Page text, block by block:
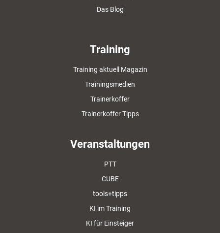
Das Blog
Training
Training aktuell Magazin
Trainingsmedien
Trainerkoffer
Trainerkoffer Tipps
Veranstaltungen
PTT
CUBE
tools+tipps
KI im Training
KI für Einsteiger